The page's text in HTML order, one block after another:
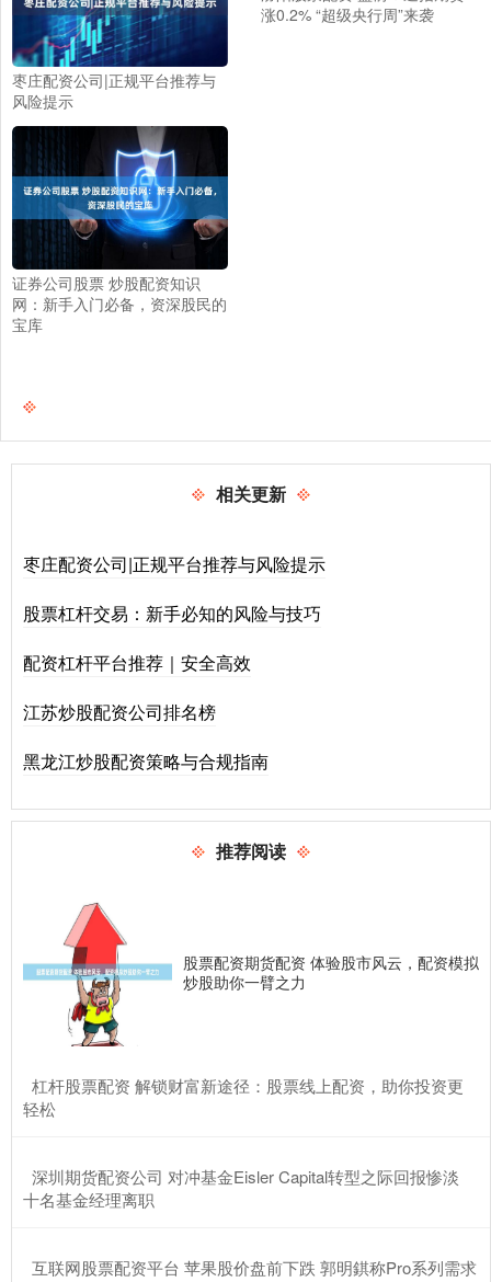
枣庄配资公司|正规平台推荐与
风险提示
涨0.2% “超级央行周”来袭
证券公司股票 炒股配资知识
网：新手入门必备，资深股民的
宝库
相关更新
枣庄配资公司|正规平台推荐与风险提示
股票杠杆交易：新手必知的风险与技巧
配资杠杆平台推荐｜安全高效
江苏炒股配资公司排名榜
黑龙江炒股配资策略与合规指南
推荐阅读
股票配资期货配资 体验股市风云，配资模拟
炒股助你一臂之力
​杠杆股票配资 解锁财富新途径：股票线上配资，助你投资更
轻松
​深圳期货配资公司 对冲基金Eisler Capital转型之际回报惨淡
十名基金经理离职
​互联网股票配资平台 苹果股价盘前下跌 郭明錤称Pro系列需求